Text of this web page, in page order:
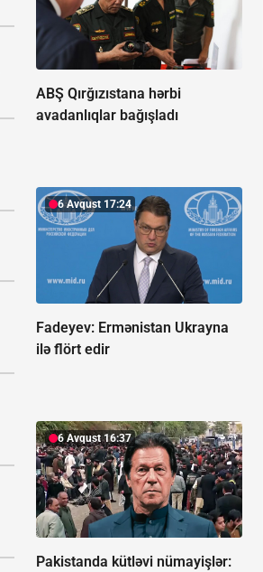
ABŞ Qırğızıstana hərbi
avadanlıqlar bağışladı
6 Avqust 17:24
Fadeyev: Ermənistan Ukrayna
ilə flört edir
6 Avqust 16:37
Pakistanda kütləvi nümayişlər: